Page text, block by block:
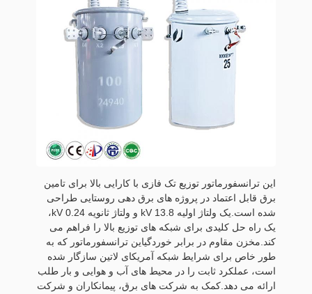
این ترانسفورماتور توزیع تک فازی با کارایی بالا برای تامین
برق قابل اعتماد در پروژه های برق دهی روستایی طراحی
شده است.یک ولتاژ اولیه 13.8 kV و ولتاژ ثانویه 0.24 kV،
یک راه حل کلیدی برای شبکه های توزیع بالا را فراهم می
کند.مخزن مقاوم در برابر خوردگیاین ترانسفورماتور که به
طور خاص برای شرایط شبکه آمریکای لاتین سازگار شده
است، عملکرد ثابت را در محیط های آب و هوایی و بار طلب
ارائه می دهد.کمک به شرکت های برق، پیمانکاران و شرکت